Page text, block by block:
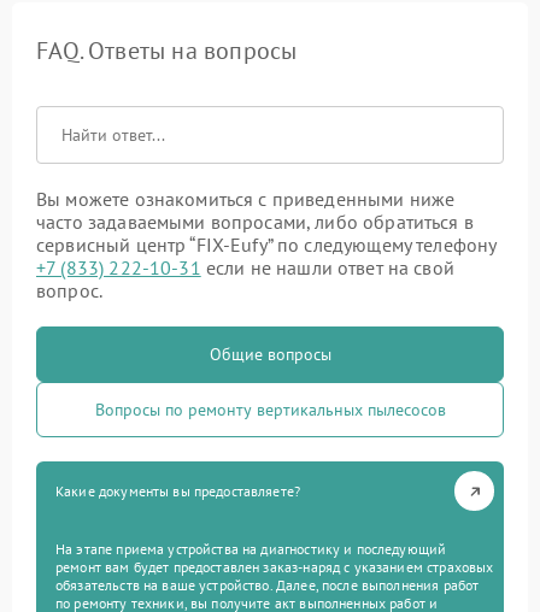
FAQ. Ответы на вопросы
Вы можете ознакомиться с приведенными ниже
часто задаваемыми вопросами, либо обратиться в
сервисный центр “FIX-Eufy” по следующему телефону
+7 (833) 222-10-31 если не нашли ответ на свой
вопрос.
Общие вопросы
Вопросы по ремонту вертикальных пылесосов
Какие документы вы предоставляете?
На этапе приема устройства на диагностику и последующий
ремонт вам будет предоставлен заказ-наряд с указанием страховых
обязательств на ваше устройство. Далее, после выполнения работ
по ремонту техники, вы получите акт выполненных работ и